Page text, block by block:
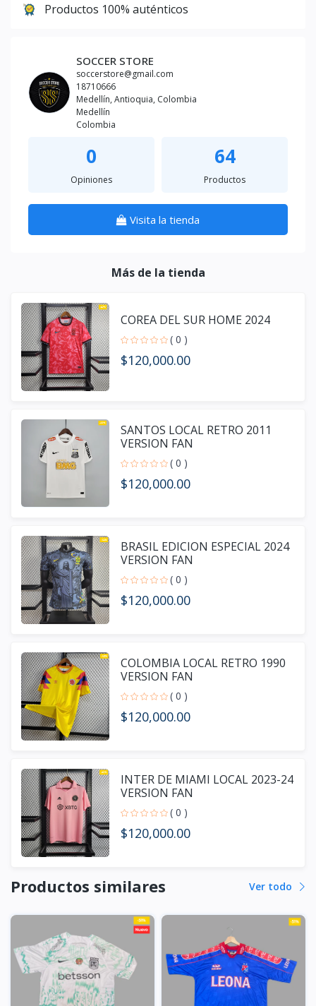
Productos 100% auténticos
SOCCER STORE
soccerstore@gmail.com
18710666
Medellín, Antioquia, Colombia
Medellín
Colombia
0
Opiniones
64
Productos
Visita la tienda
Más de la tienda
COREA DEL SUR HOME 2024
( 0 )
$120,000.00
SANTOS LOCAL RETRO 2011
VERSION FAN
( 0 )
$120,000.00
BRASIL EDICION ESPECIAL 2024
VERSION FAN
( 0 )
$120,000.00
COLOMBIA LOCAL RETRO 1990
VERSION FAN
( 0 )
$120,000.00
INTER DE MIAMI LOCAL 2023-24
VERSION FAN
( 0 )
$120,000.00
Productos similares Ver todo